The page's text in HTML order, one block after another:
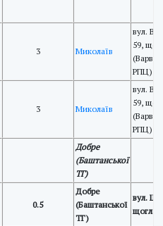
3 Миколаїв
вул.
59,
РПЦ)
3 Миколаїв
вул.
59,
РПЦ)
Добре
(Баштанської
ТГ)
0.5
Добре
(Баштанської
ТГ)
вул.
щогла